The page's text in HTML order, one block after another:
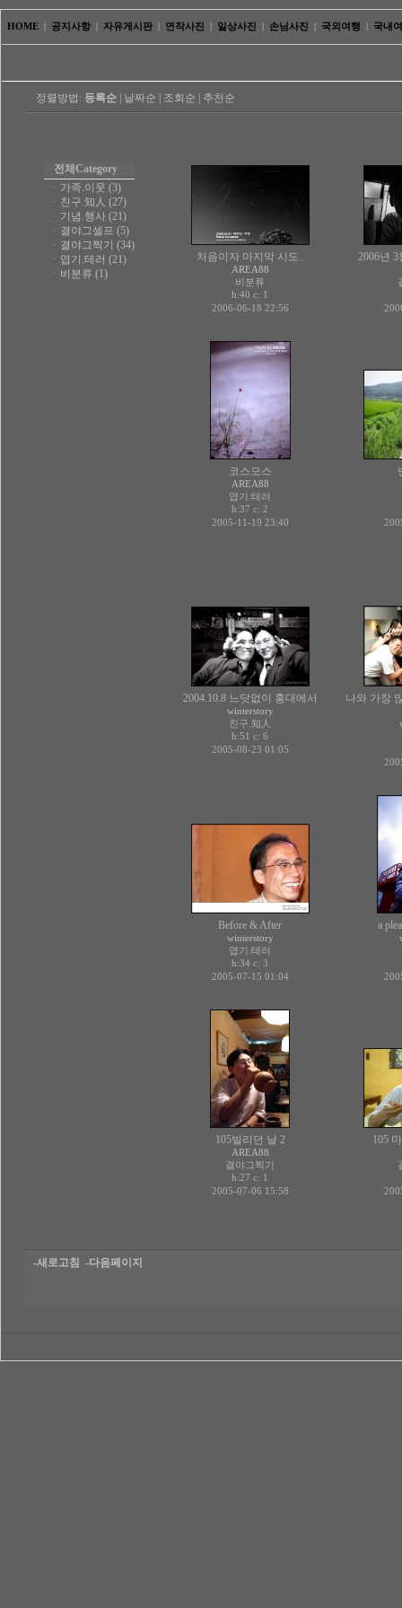
HOME 공지사항 자유게시판 연작사진 일상사진 손님사진 국외여행 국내
정렬방법: 등록순| 날짜순 조회순 추천순
전체 Category
ㆍ 가족.이웃 (3)
ㆍ 친구.知人 (27)
ㆍ 기념.행사 (21)
ㆍ 결야그셀프 (5)
ㆍ 결야그찍기 (34)
ㆍ 엽기.테러 (21)
ㆍ 비분류 (1)
처음이자 마지막 시도..
AREA88
비분류
h:40 c: 1
2006-06-18 22:56
2006년
코스모스
AREA88
엽기.테러
h:37 c: 2
2005-11-19 23:40
2004.10.8 느닷없이 홍대에서
winterstory
친구.知人
h:51 c: 6
2005-08-23 01:05
나와 가장
Before & After
winterstory
엽기.테러
h:34 c: 3
2005-07-15 01:04
a
105빌리던 날 2
AREA88
결야그찍기
h:27 c: 1
2005-07-06 15:58
105
-새로고침 -다음페이지